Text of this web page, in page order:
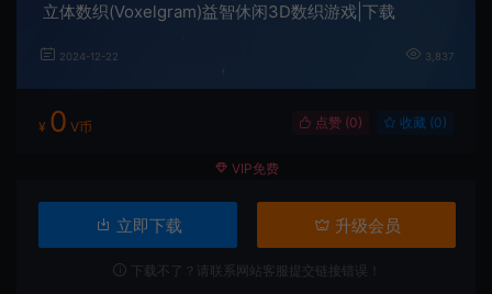
立体数织(Voxelgram)益智休闲3D数织游戏|下载
2024-12-22 3,837
¥ 0 V币 点赞 (0) 收藏 (0)
VIP免费
立即下载 升级会员
下载不了？请联系网站客服提交链接错误！